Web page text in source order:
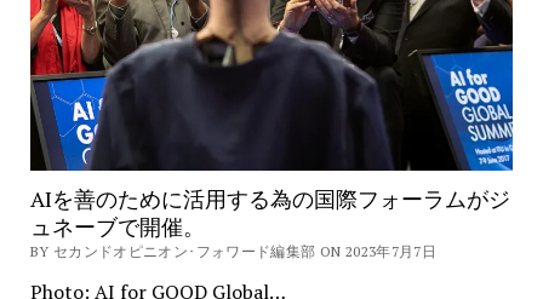
AIを善のために活用する為の国際フォーラムがジ
ュネーブで開催。
BY セカンドオピニオン･フォワード編集部 ON 2023年7月7日
Photo: AI for GOOD Global…